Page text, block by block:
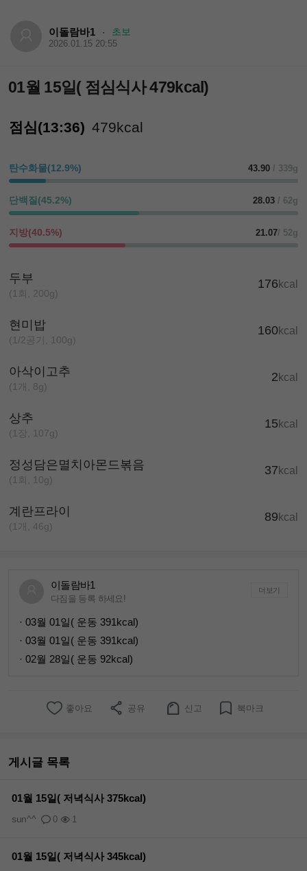
이돌람바1 · 초보
2026.01.15 20:55
01월 15일( 점심식사 479kcal)
점심(13:36) 479kcal
탄수화물(12.9%) 43.90 / 339g
단백질(45.2%) 28.03 / 62g
지방(40.5%) 21.07/ 52g
두부
(1회, 200g)
176 kcal
현미밥
(1/2공기, 100g)
160kcal
아삭이고추
(1개, 8g)
2 kcal
상추
(1장, 107g)
15 kcal
정성담은멸치아몬드볶음
(1회, 10g)
37 kcal
계란프라이
(1개, 46g)
89 kcal
이돌람바1
다짐을 등록 하세요!
더보기
· 03월 01일( 운동 391kcal)
· 03월 01일( 운동 391kcal)
· 02월 28일( 운동 92kcal)
좋아요 공유 신고 북마크
게시글 목록
01월 15일( 저녁식사 375kcal)
0 1
sun^^
01월 15일( 저녁식사 345kcal)